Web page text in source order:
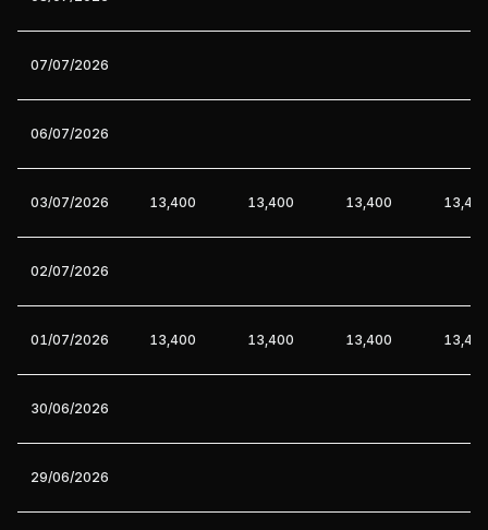
07/07/2026
06/07/2026
03/07/2026 13,400 13,400 13,400
02/07/2026
01/07/2026 13,400 13,400 13,400
30/06/2026
29/06/2026